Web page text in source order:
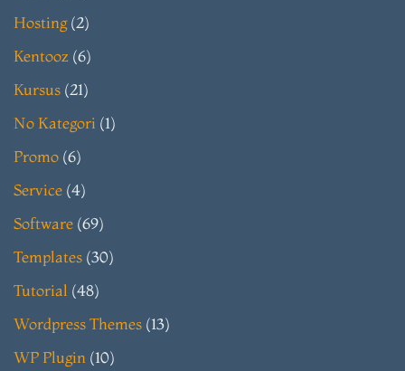
Hosting(2)
Kentooz (6)
Kursus (21)
No Kategori (1)
Promo (6)
Service (4)
Software (69)
Templates (30)
Tutorial (48)
Wordpress Themes (13)
WP Plugin (10)